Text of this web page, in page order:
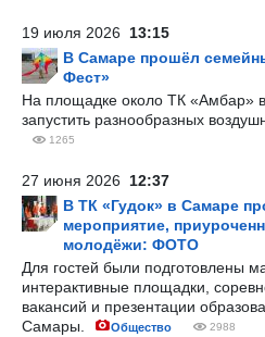
19 июля 2026 13:15
В Самаре прошёл
Фест»
На площадке около ТК «Амбар»
запустить разнообразных
1265
27 июня 2026 12:37
В ТК «Гудок» в Самаре
мероприятие,
молодёжи: ФОТО
Для гостей были подготовлены
интерактивные площадки,
вакансий и презентации
Самары.
Общество 2988